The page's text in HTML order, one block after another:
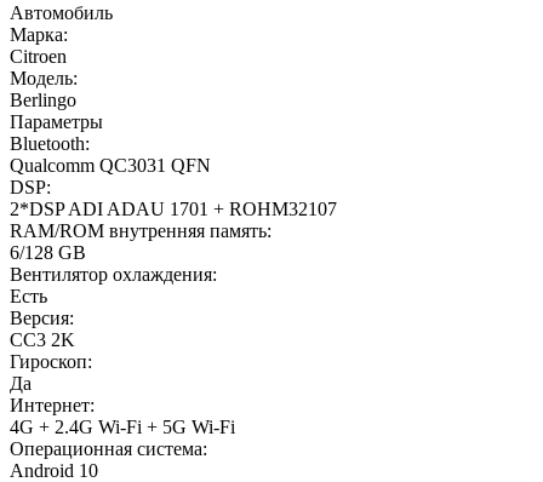
Автомобиль
Марка:
Citroen
Модель:
Berlingo
Параметры
Bluetooth:
Qualcomm QC3031 QFN
DSP:
2*DSP ADI ADAU 1701 + ROHM32107
RAM/ROM внутренняя память:
6/128 GB
Вентилятор охлаждения:
Есть
Версия:
CC3 2K
Гироскоп:
Да
Интернет:
4G + 2.4G Wi-Fi + 5G Wi-Fi
Операционная система:
Android 10